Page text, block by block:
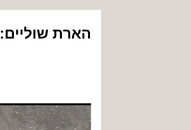
הארת שוליים: Yair Gil Photography